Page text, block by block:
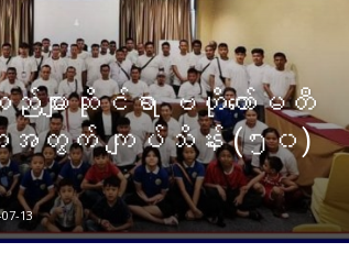
ားဆိုင်ရာ ဗဟိုကော်မတီ
ဘေးအတွက် ကျပ်သိန်း (၅၀)
13